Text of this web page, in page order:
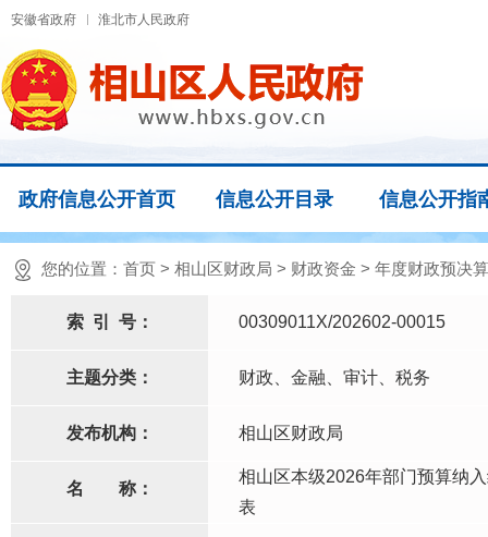
安徽省政府 淮北市人民政府
政府信息公开首页 信息公开目录 信息公开指
您的位置： 首页 > 相山区财政局 > 财政资金 > 年度财政预决
索 引 号： 00309011X/202602-00015
主题分类： 财政、金融、审计、税务
发布机构： 相山区财政局
名 称：
相山区本级2026年部门预算纳
表